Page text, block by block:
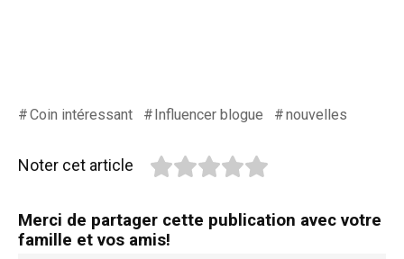
Coin intéressant Influencer blogue nouvelles
Noter cet article
Merci de partager cette publication avec votre
famille et vos amis!